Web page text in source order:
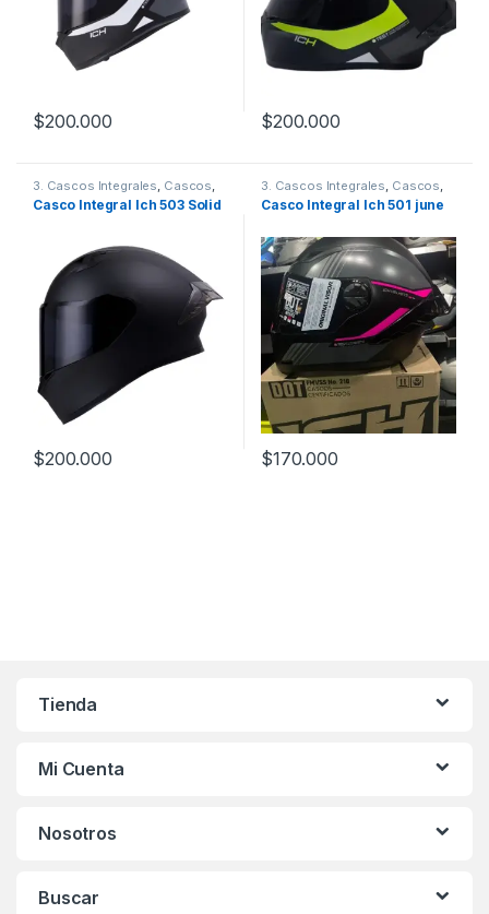
$200.000 $200.000
3. Cascos Integrales Cascos
ICH
Casco Integral Ich 503 Solid
$200.000
3. Cascos Integrales Cascos
ICH
Casco Integral Ich 501 june
$170.000
Tienda
Mi Cuenta
Nosotros
Buscar